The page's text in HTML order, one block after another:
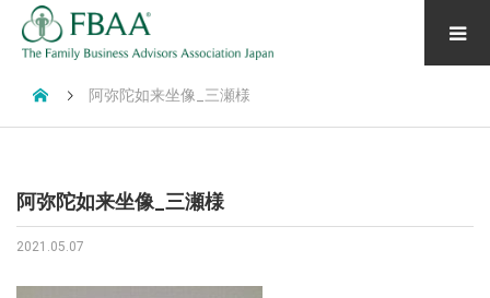
阿弥陀如来坐像_三瀬様
阿弥陀如来坐像_三瀬様
2021.05.07